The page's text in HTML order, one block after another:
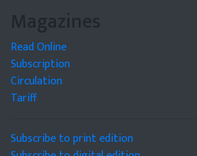
Magazines
Read Online
Subscription
Circulation
Tariff
Subscribe to print edition